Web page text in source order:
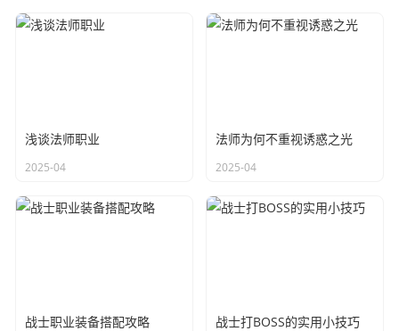
浅谈法师职业
2025-04
法师为何不重视诱惑之光
2025-04
战士职业装备搭配攻略 战士打BOSS的实用小技巧